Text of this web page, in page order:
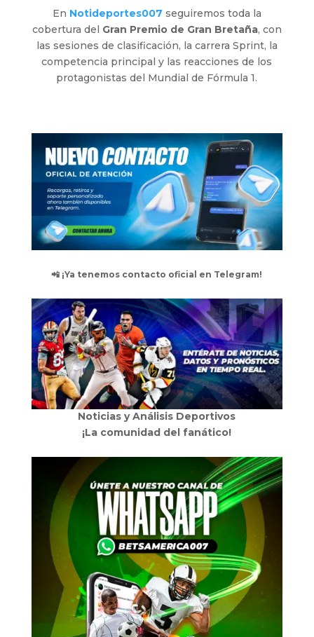
En Notideportes007 seguiremos toda la
cobertura del Gran Premio de Gran Bretaña, con
las sesiones de clasificación, la carrera Sprint, la
competencia principal y las reacciones de los
protagonistas del Mundial de Fórmula 1.
📲 ¡Ya tenemos contacto oficial en Telegram!
Noticias y Análisis Deportivos
¡La comunidad del fanático!